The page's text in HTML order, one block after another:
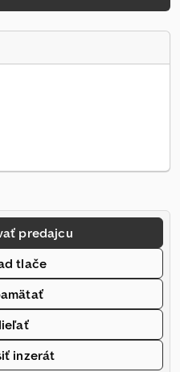
predajcu
tlače
inzerát